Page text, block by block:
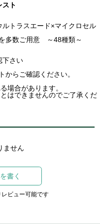
ト
トラスエード×マイクロセル
多数ご用意 ～48種類～
下さい
らご確認ください。
場合があります。
はできませんのでご了承くだ
ません
書く
ビュー可能です